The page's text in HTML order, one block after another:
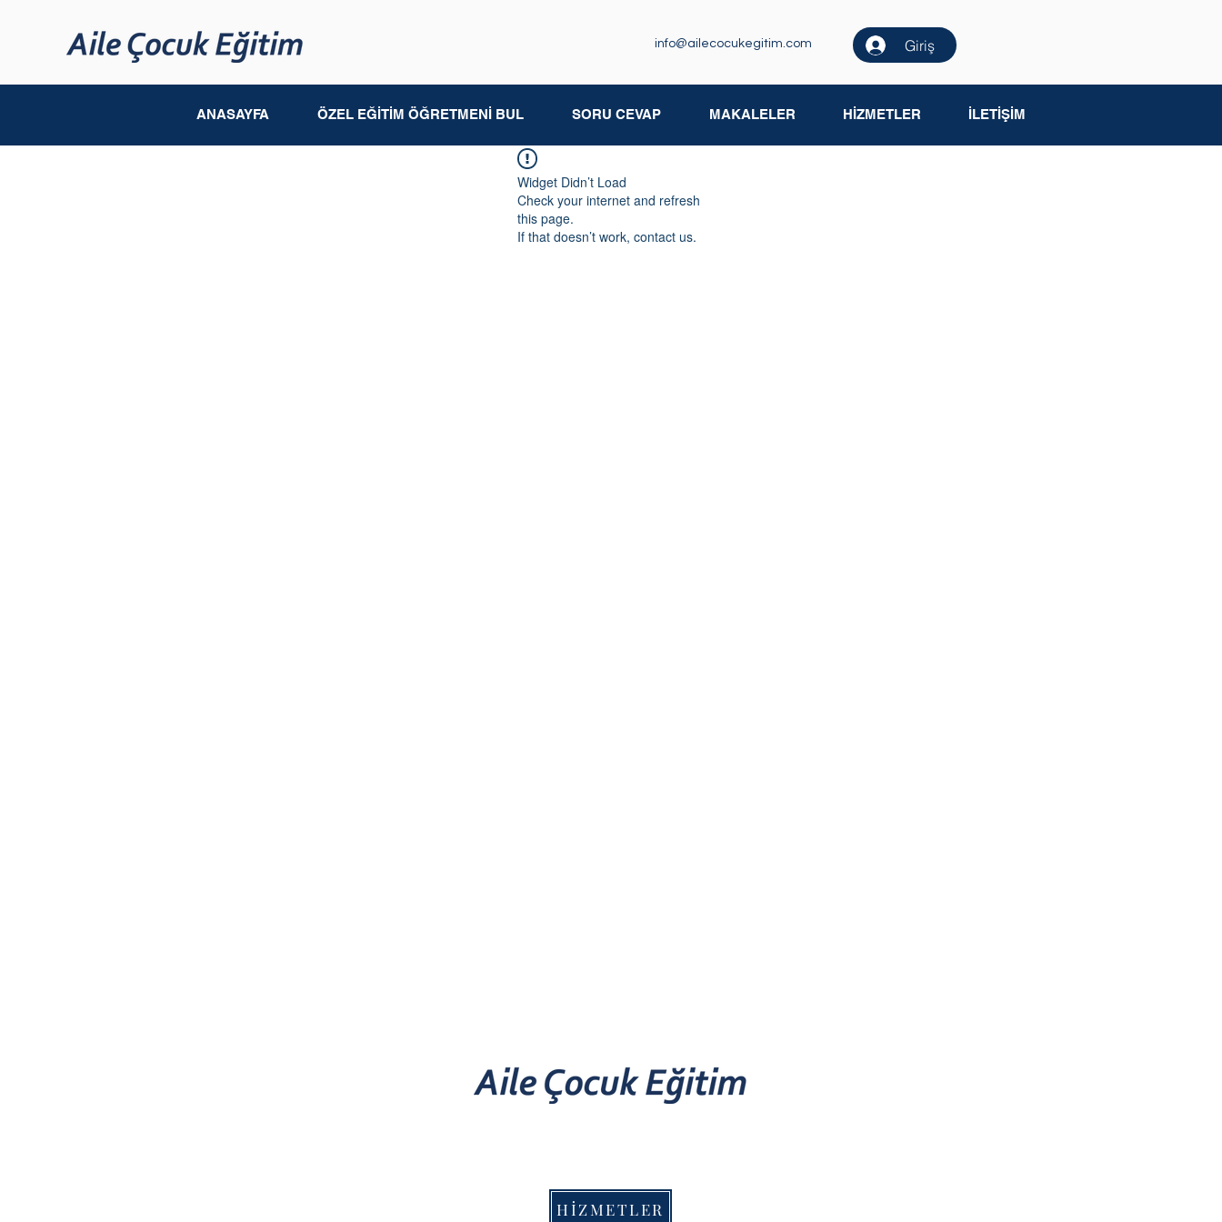
info@ailecocukegitim.com Giriş
ANASAYFA ÖZEL EĞİTİM ÖĞRETMENİ BUL SORU CEVAP MAKALELER HİZMETLER İLETİŞİM
Widget Didn’t Load
Check your internet and refresh
this page.
If that doesn’t work, contact us.
HİZMETLER